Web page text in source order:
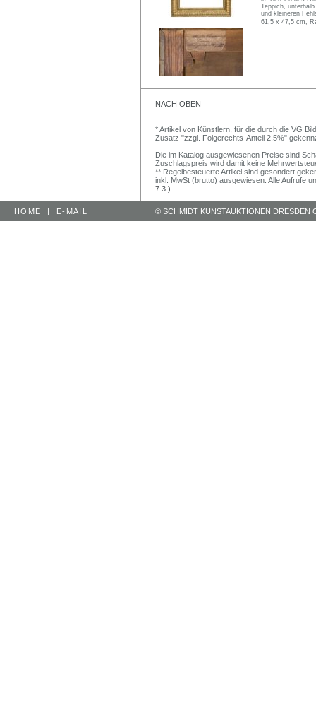
Teppich,
und kleineren
61,5 x 47,5 cm,
NACH OBEN
* Artikel von Künstlern, für die durch die VG
Zusatz "zzgl. Folgerechts-Anteil 2,5%"
Die im Katalog ausgewiesenen Preise sind
Zuschlagspreis wird damit keine
** Regelbesteuerte Artikel sind gesondert
inkl. MwSt (brutto) ausgewiesen. Alle Aufrufe
7.3.)
HOME | E-MAIL © SCHMIDT KUNSTAUKTIONEN DRESDEN